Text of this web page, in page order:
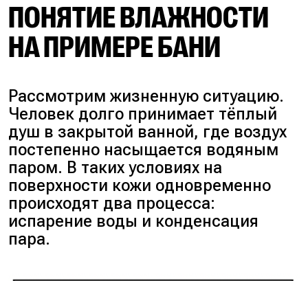
ПОНЯТИЕ ВЛАЖНОСТИ
НА ПРИМЕРЕ БАНИ
Рассмотрим жизненную ситуацию.
Человек долго принимает тёплый
душ в закрытой ванной, где воздух
постепенно насыщается водяным
паром. В таких условиях на
поверхности кожи одновременно
происходят два процесса:
испарение воды и конденсация
пара.